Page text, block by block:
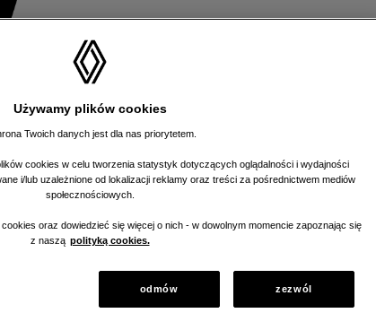
Używamy plików cookies
Twoich danych jest dla nas priorytetem.
cookies w celu tworzenia statystyk dotyczących oglądalności i wydajności
i/lub uzależnione od lokalizacji reklamy oraz treści za pośrednictwem mediów
społecznościowych.
oraz dowiedzieć się więcej o nich - w dowolnym momencie zapoznając się
z naszą polityką cookies.
odmów zezwól